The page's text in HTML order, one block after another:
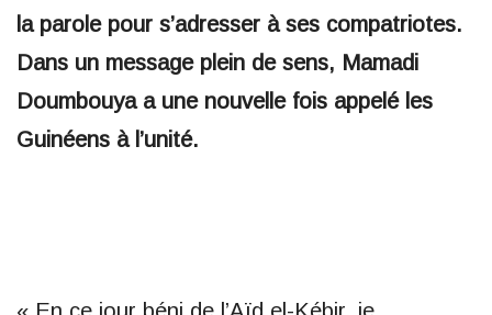
la parole pour s’adresser à ses compatriotes.
Dans un message plein de sens, Mamadi
Doumbouya a une nouvelle fois appelé les
Guinéens à l’unité.